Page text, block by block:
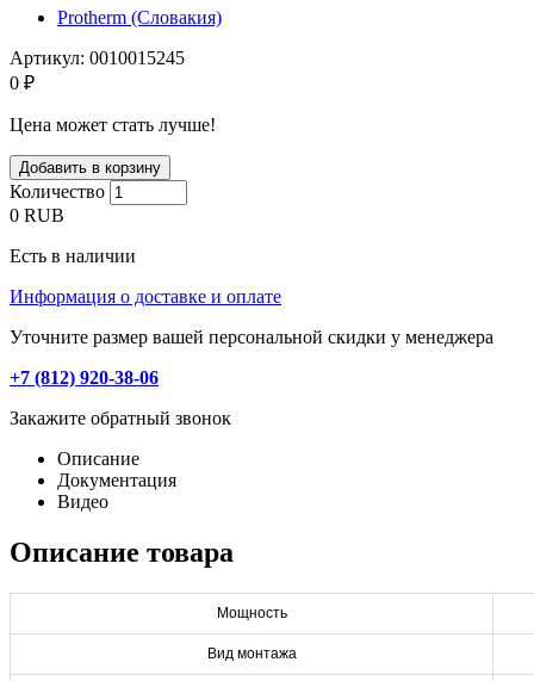
Protherm (Словакия)
Артикул: 0010015245
0 ₽
Цена может стать лучше!
Количество
0 RUB
Есть в наличии
Информация о доставке и оплате
Уточните размер вашей персональной скидки у менеджера
+7 (812) 920-38-06
Закажите обратный звонок
Описание
Документация
Видео
Описание товара
Мощность
Вид монтажа